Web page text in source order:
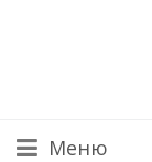
Меню